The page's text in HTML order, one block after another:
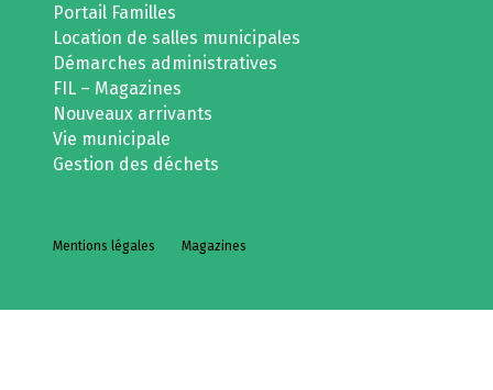
Portail Familles
Location de salles municipales
Démarches administratives
FIL – Magazines
Nouveaux arrivants
Vie municipale
Gestion des déchets
Mentions légales Magazines